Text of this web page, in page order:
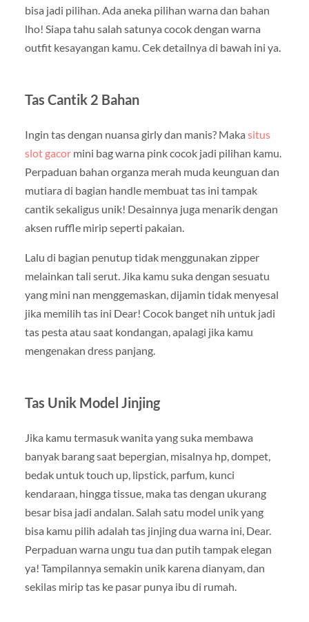
bisa jadi pilihan. Ada aneka pilihan warna dan bahan
lho! Siapa tahu salah satunya cocok dengan warna
outfit kesayangan kamu. Cek detailnya di bawah ini ya.
Tas Cantik 2 Bahan
Ingin tas dengan nuansa girly dan manis? Maka situs
slot gacormini bag warna pink cocok jadi pilihan kamu.
Perpaduan bahan organza merah muda keunguan dan
mutiara di bagian handle membuat tas ini tampak
cantik sekaligus unik! Desainnya juga menarik dengan
aksen ruffle mirip seperti pakaian.
Lalu di bagian penutup tidak menggunakan zipper
melainkan tali serut. Jika kamu suka dengan sesuatu
yang mini nan menggemaskan, dijamin tidak menyesal
jika memilih tas ini Dear! Cocok banget nih untuk jadi
tas pesta atau saat kondangan, apalagi jika kamu
mengenakan dress panjang.
Tas Unik Model Jinjing
Jika kamu termasuk wanita yang suka membawa
banyak barang saat bepergian, misalnya hp, dompet,
bedak untuk touch up, lipstick, parfum, kunci
kendaraan, hingga tissue, maka tas dengan ukurang
besar bisa jadi andalan. Salah satu model unik yang
bisa kamu pilih adalah tas jinjing dua warna ini, Dear.
Perpaduan warna ungu tua dan putih tampak elegan
ya! Tampilannya semakin unik karena dianyam, dan
sekilas mirip tas ke pasar punya ibu di rumah.